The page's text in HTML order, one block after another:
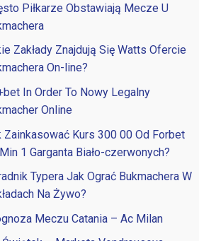
Piłkarze Obstawiają Mecze U
Zakłady Znajdują Się Watts Ofercie
On-line?
In Order To Nowy Legalny
Online
Zainkasować Kurs 300 00 Od Forbet
1 Garganta Biało-czerwonych?
Typera Jak Ograć Bukmachera W
Na Żywo?
Meczu Catania – Ac Milan